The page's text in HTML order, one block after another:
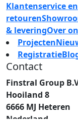
Klantenservice en
retouren
& leveringOver
Projecten
Registratie
Contact
Finstral Group
Hooiland 8
6666 MJ Heteren
Nederland